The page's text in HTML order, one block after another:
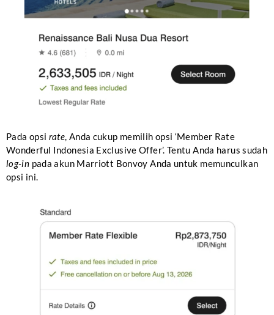
Pada opsi rate, Anda cukup memilih opsi ‘Member Rate
Wonderful Indonesia Exclusive Offer’. Tentu Anda harus sudah
log-in pada akun Marriott Bonvoy Anda untuk memunculkan
opsi ini.